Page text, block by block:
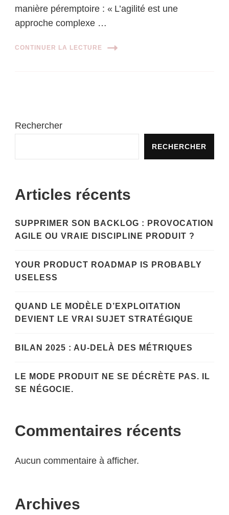
manière péremptoire : « L’agilité est une
approche complexe …
CONTINUER LA LECTURE
Rechercher
RECHERCHER
Articles récents
SUPPRIMER SON BACKLOG : PROVOCATION
AGILE OU VRAIE DISCIPLINE PRODUIT ?
YOUR PRODUCT ROADMAP IS PROBABLY
USELESS
QUAND LE MODÈLE D’EXPLOITATION
DEVIENT LE VRAI SUJET STRATÉGIQUE
BILAN 2025 : AU-DELÀ DES MÉTRIQUES
LE MODE PRODUIT NE SE DÉCRÈTE PAS. IL
SE NÉGOCIE.
Commentaires récents
Aucun commentaire à afficher.
Archives